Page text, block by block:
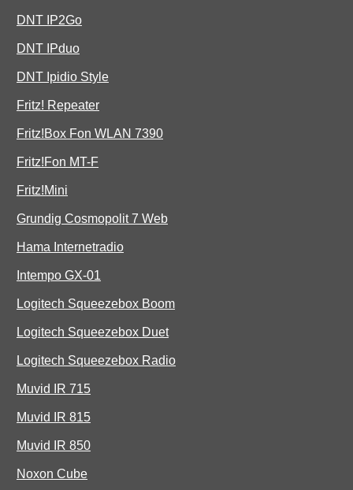
DNT IP2Go
DNT IPduo
DNT Ipidio Style
Fritz! Repeater
Fritz!Box Fon WLAN 7390
Fritz!Fon MT-F
Fritz!Mini
Grundig Cosmopolit 7 Web
Hama Internetradio
Intempo GX-01
Logitech Squeezebox Boom
Logitech Squeezebox Duet
Logitech Squeezebox Radio
Muvid IR 715
Muvid IR 815
Muvid IR 850
Noxon Cube